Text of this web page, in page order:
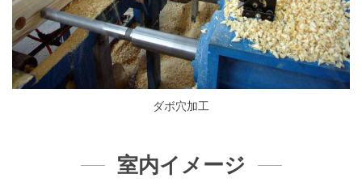
ダボ穴加工
室内イメージ